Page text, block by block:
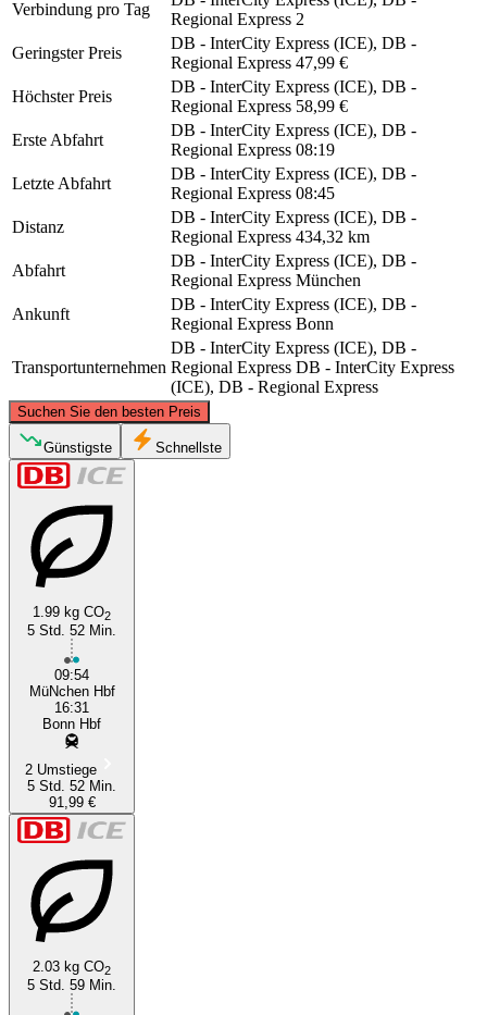
Verbindung pro Tag
Regional Express 2
Geringster Preis
DB - InterCity Express (ICE), DB -
Regional Express 47,99 €
Höchster Preis
DB - InterCity Express (ICE), DB -
Regional Express 58,99 €
Erste Abfahrt
DB - InterCity Express (ICE), DB -
Regional Express 08:19
Letzte Abfahrt
DB - InterCity Express (ICE), DB -
Regional Express 08:45
Distanz
DB - InterCity Express (ICE), DB -
Regional Express 434,32 km
Abfahrt
DB - InterCity Express (ICE), DB -
Regional Express München
Ankunft
DB - InterCity Express (ICE), DB -
Regional Express Bonn
Transportunternehmen
DB - InterCity Express (ICE), DB -
Regional Express DB - InterCity Express
(ICE), DB - Regional Express
Suchen Sie den besten Preis
Bonn
©CARTO, ©OpenStreetMap
Günstigste Schnellste
1.99 kg CO2
5 Std. 52 Min.
09:54
MüNchen Hbf
16:31
Bonn Hbf
2 Umstiege
5 Std. 52 Min.
91,99 €
2.03 kg CO2
5 Std. 59 Min.